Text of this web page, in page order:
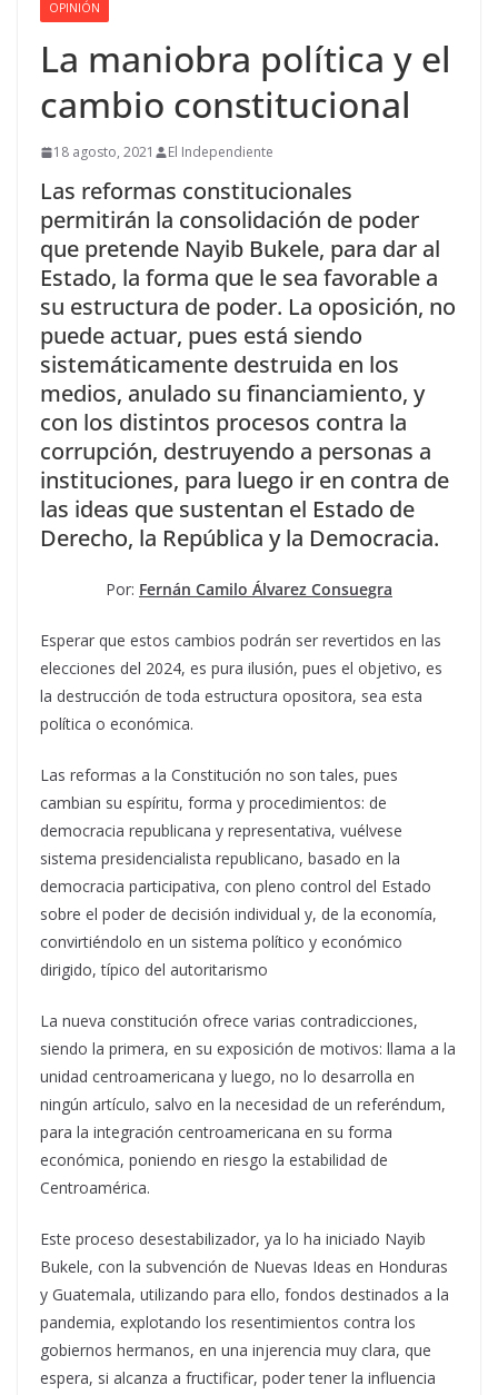
OPINIÓN
La maniobra política y el
cambio constitucional
18 agosto, 2021 El Independiente
Las reformas constitucionales
permitirán la consolidación de poder
que pretende Nayib Bukele, para dar al
Estado, la forma que le sea favorable a
su estructura de poder. La oposición, no
puede actuar, pues está siendo
sistemáticamente destruida en los
medios, anulado su financiamiento, y
con los distintos procesos contra la
corrupción, destruyendo a personas a
instituciones, para luego ir en contra de
las ideas que sustentan el Estado de
Derecho, la República y la Democracia.
Por: Fernán Camilo Álvarez Consuegra
Esperar que estos cambios podrán ser revertidos en las
elecciones del 2024, es pura ilusión, pues el objetivo, es
la destrucción de toda estructura opositora, sea esta
política o económica.
Las reformas a la Constitución no son tales, pues
cambian su espíritu, forma y procedimientos: de
democracia republicana y representativa, vuélvese
sistema presidencialista republicano, basado en la
democracia participativa, con pleno control del Estado
sobre el poder de decisión individual y, de la economía,
convirtiéndolo en un sistema político y económico
dirigido, típico del autoritarismo
La nueva constitución ofrece varias contradicciones,
siendo la primera, en su exposición de motivos: llama a la
unidad centroamericana y luego, no lo desarrolla en
ningún artículo, salvo en la necesidad de un referéndum,
para la integración centroamericana en su forma
económica, poniendo en riesgo la estabilidad de
Centroamérica.
Este proceso desestabilizador, ya lo ha iniciado Nayib
Bukele, con la subvención de Nuevas Ideas en Honduras
y Guatemala, utilizando para ello, fondos destinados a la
pandemia, explotando los resentimientos contra los
gobiernos hermanos, en una injerencia muy clara, que
espera, si alcanza a fructificar, poder tener la influencia